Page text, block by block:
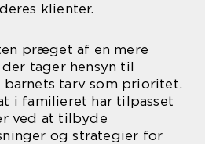
klienter.
præget af en mere
tager hensyn til
tarv som prioritet.
i familieret har tilpasset
ved at tilbyde
og strategier for